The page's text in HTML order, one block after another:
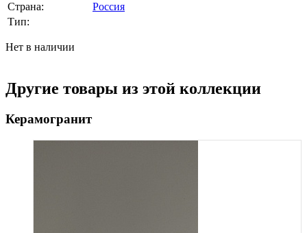
Страна:
Россия
Тип:
Нет в наличии
Другие товары из этой коллекции
Керамогранит